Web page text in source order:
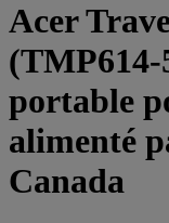
Acer
portable
alimenté
Canada